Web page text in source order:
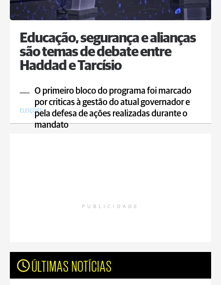
Educação, segurança e alianças
são temas de debate entre
Haddad e Tarcísio
O primeiro bloco do programa foi marcado
por criticas à gestão do atual governador e
pela defesa de ações realizadas durante o
mandato
ELEIÇÕES
PUBLICIDADE
ÚLTIMAS NOTÍCIAS